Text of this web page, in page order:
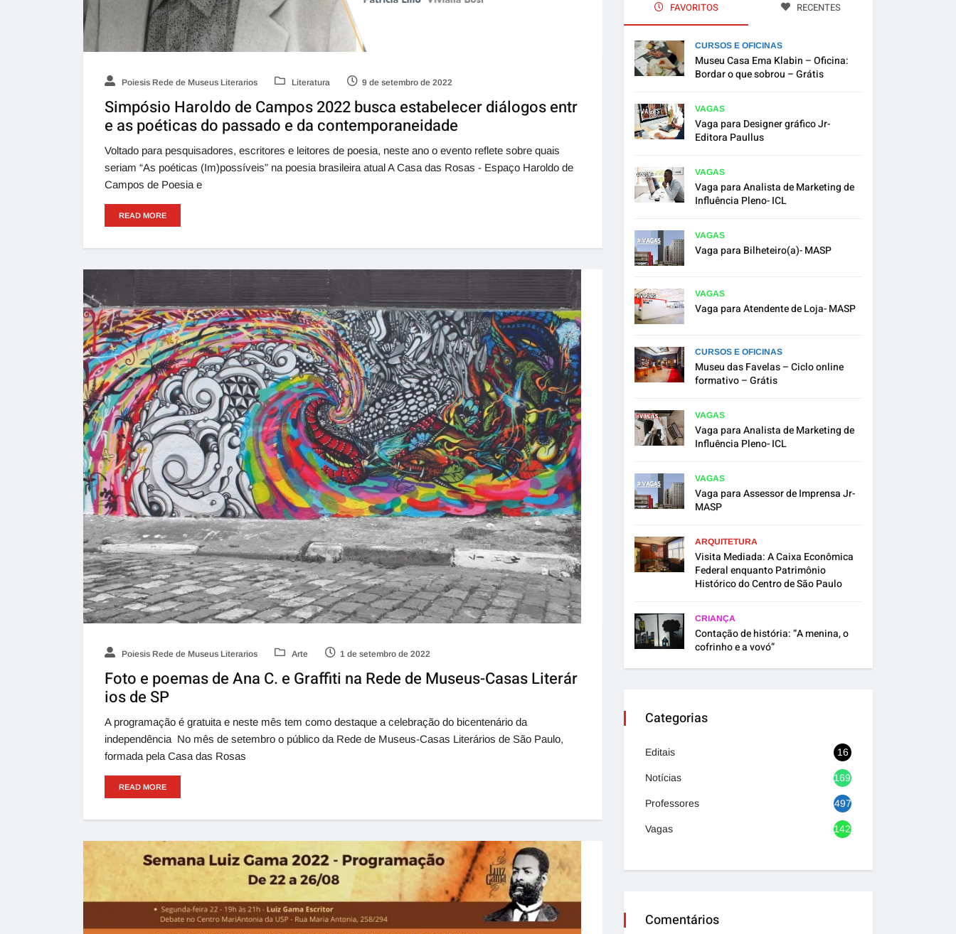
Poiesis Rede de Museus Literarios Literatura 9 de setembro de 2022
Simpósio Haroldo de Campos 2022 busca estabelecer diálogos entr
e as poéticas do passado e da contemporaneidade
Voltado para pesquisadores, escritores e leitores de poesia, neste ano o evento reflete sobre quais
seriam “As poéticas (Im)possíveis” na poesia brasileira atual A Casa das Rosas - Espaço Haroldo de
Campos de Poesia e
READ MORE
Poiesis Rede de Museus Literarios Arte 1 de setembro de 2022
Foto e poemas de Ana C. e Graffiti na Rede de Museus-Casas Literár
ios de SP
A programação é gratuita e neste mês tem como destaque a celebração do bicentenário da
independência No mês de setembro o público da Rede de Museus-Casas Literários de São Paulo,
formada pela Casa das Rosas
READ MORE
FAVORITOS RECENTES
CURSOS E OFICINAS
Museu Casa Ema Klabin – Oficina:
Bordar o que sobrou – Grátis
VAGAS
Vaga para Designer gráfico Jr-
Editora Paullus
VAGAS
Vaga para Analista de Marketing de
Influência Pleno- ICL
VAGAS
Vaga para Bilheteiro(a)- MASP
VAGAS
Vaga para Atendente de Loja- MASP
CURSOS E OFICINAS
Museu das Favelas – Ciclo online
formativo – Grátis
VAGAS
Vaga para Analista de Marketing de
Influência Pleno- ICL
VAGAS
Vaga para Assessor de Imprensa Jr-
MASP
ARQUITETURA
Visita Mediada: A Caixa Econômica
Federal enquanto Patrimônio
Histórico do Centro de São Paulo
CRIANÇA
Contação de história: “A menina, o
cofrinho e a vovó”
Categorias
Editais 16
Notícias 1692
Professores 497
Vagas 1420
Comentários